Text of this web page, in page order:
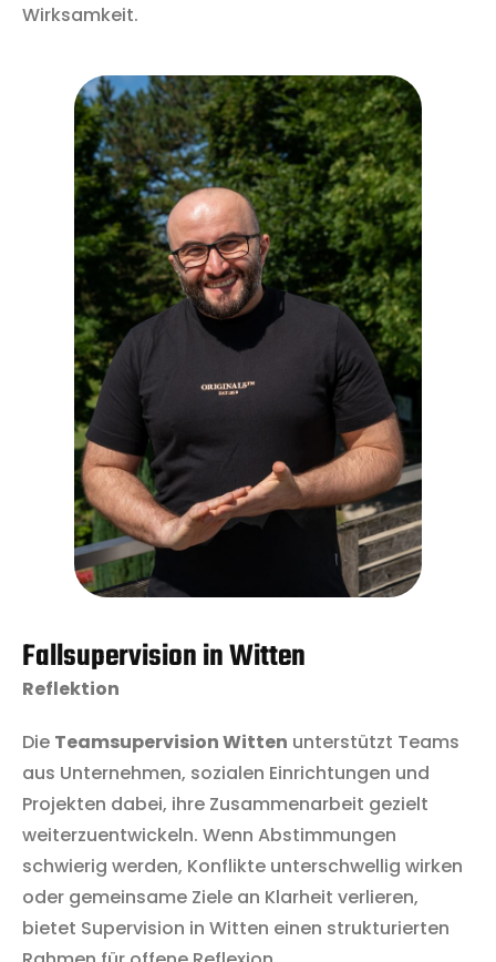
Wirksamkeit.
Fallsupervision in Witten
Reflektion
Die Teamsupervision Witten unterstützt Teams
aus Unternehmen, sozialen Einrichtungen und
Projekten dabei, ihre Zusammenarbeit gezielt
weiterzuentwickeln. Wenn Abstimmungen
schwierig werden, Konflikte unterschwellig wirken
oder gemeinsame Ziele an Klarheit verlieren,
bietet Supervision in Witten einen strukturierten